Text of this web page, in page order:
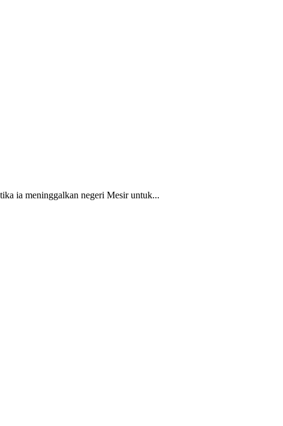
ia meninggalkan negeri Mesir untuk...